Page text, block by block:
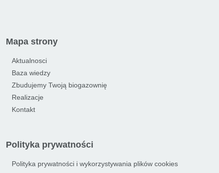
Mapa strony
Aktualnosci
Baza wiedzy
Zbudujemy Twoją biogazownię
Realizacje
Kontakt
Polityka prywatności
Polityka prywatności i wykorzystywania plików cookies